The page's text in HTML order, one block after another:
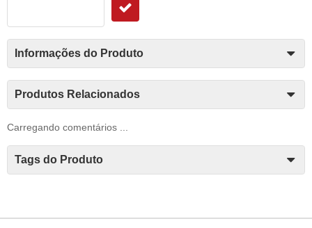
Informações do Produto
Produtos Relacionados
Carregando comentários ...
Tags do Produto